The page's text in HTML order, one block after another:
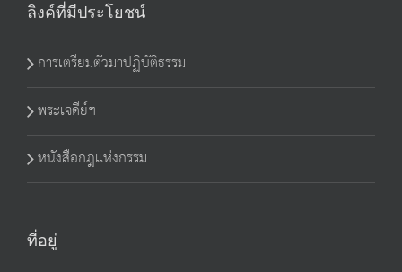
ลิงค์ที่มีประโยชน์
การเตรียมตัวมาปฏิบัติธรรม
พระเจดีย์ฯ
หนังสือกฎแห่งกรรม
ที่อยู่